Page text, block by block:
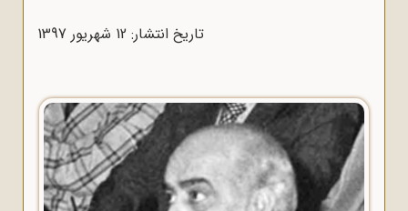
تاریخ انتشار: 12 شهريور 1397